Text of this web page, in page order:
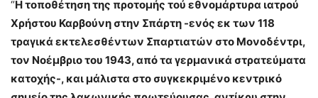
“Η τοποθέτηση της προτομής τού εθνομάρτυρα ιατρού
Χρήστου Καρβούνη στην Σπάρτη -ενός εκ των 118
τραγικά εκτελεσθέντων Σπαρτιατών στο Μονοδέντρι,
τον Νοέμβριο του 1943, από τα γερμανικά στρατεύματα
κατοχής-, και μάλιστα στο συγκεκριμένο κεντρικό